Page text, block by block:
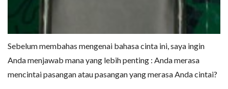
Sebelum membahas mengenai bahasa cinta ini, saya ingin
Anda menjawab mana yang lebih penting : Anda merasa
mencintai pasangan atau pasangan yang merasa Anda cintai?